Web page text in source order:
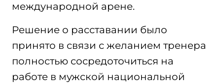
международной арене.
Решение о расставании было
принято в связи с желанием тренера
полностью сосредоточиться на
работе в мужской национальной